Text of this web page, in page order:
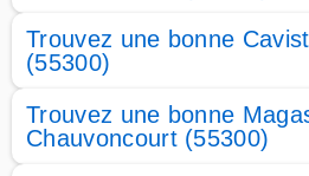
Trouvez une bonne
(55300)
Trouvez une bonne
Chauvoncourt (55300)